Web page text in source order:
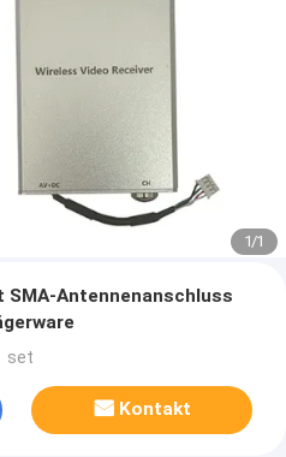
1/1
SMA-Antennenanschluss
set
Kontakt